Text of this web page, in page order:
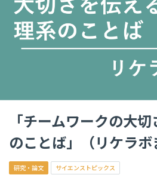
「チームワークの大
のことば」（リケラボ
研究・論文 サイエンストピックス